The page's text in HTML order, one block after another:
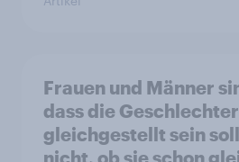
Frauen und Männer
dass die Geschlechter
gleichgestellt sein